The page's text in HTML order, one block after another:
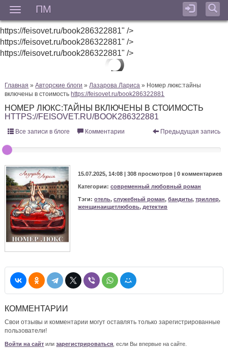
https://feisovet.ru/book286322881" />
https://feisovet.ru/book286322881" />
https://feisovet.ru/book286322881" />
ПМ
Главная »Авторские блоги »Лазарова Лариса » Номер люкс:тайны
включены в стоимость https://feisovet.ru/book286322881
НОМЕР ЛЮКС:ТАЙНЫ ВКЛЮЧЕНЫ В СТОИМОСТЬ
HTTPS://FEISOVET.RU/BOOK286322881
Все записи в блоге Комментарии Предыдущая запись
15.07.2025, 14:08 |308 просмотров |0 комментариев
Категории:современный любовный роман
Тэги:отель,служебный роман,бандиты,триллер,
женщинаищетлюбовь, детектив
КОММЕНТАРИИ
Свои отзывы и комментарии могут оставлять только зарегистрированные
пользователи!
Войти на сайт илизарегистрироваться , если Вы впервые на сайте.